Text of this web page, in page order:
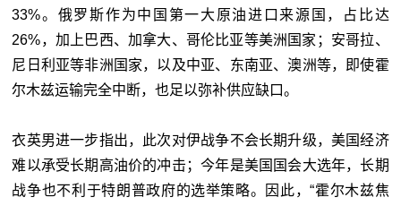
33%。俄罗斯作为中国第一大原油进口来源国，占比达
26%，加上巴西、加拿大、哥伦比亚等美洲国家；安哥拉、
尼日利亚等非洲国家，以及中亚、东南亚、澳洲等，即使霍
尔木兹运输完全中断，也足以弥补供应缺口。
衣英男进一步指出，此次对伊战争不会长期升级，美国经济
难以承受长期高油价的冲击；今年是美国国会大选年，长期
战争也不利于特朗普政府的选举策略。因此，“霍尔木兹焦